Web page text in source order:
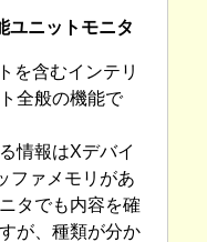
ユニットモニタ
を含むインテリ
全般の機能で
情報はXデバイ
ファメモリがあ
タでも内容を確
が、種類が分か